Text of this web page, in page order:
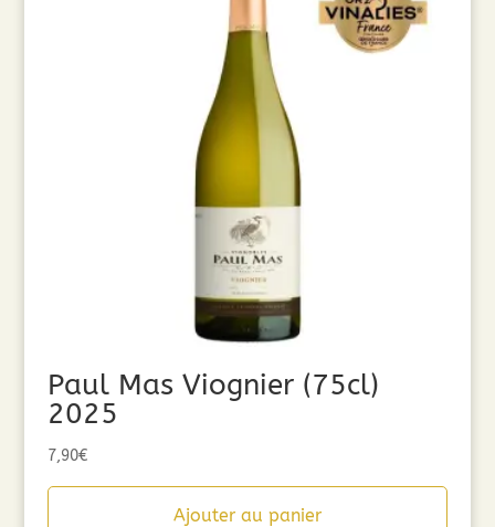
Paul Mas Viognier (75cl)
2025
7,90€
Ajouter au panier